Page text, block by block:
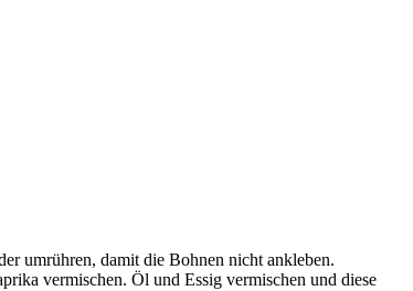
umrühren, damit die Bohnen nicht ankleben.
vermischen. Öl und Essig vermischen und diese